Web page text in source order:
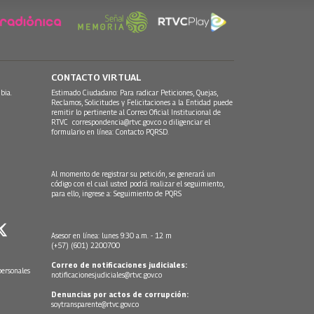
CONTACTO VIRTUAL
Estimado Ciudadano: Para radicar Peticiones, Quejas,
Reclamos, Solicitudes y Felicitaciones a la Entidad puede
remitir lo pertinente al Correo Oficial Institucional de
RTVC correspondencia@rtvc.gov.co o diligenciar el
formulario en línea: Contacto PQRSD.
Al momento de registrar su petición, se generará un
código con el cual usted podrá realizar el seguimiento,
para ello, ingrese a: Seguimiento de PQRS
Asesor en línea: lunes 9:30 a.m. - 12 m
(+57) (601) 2200700
Correo de notificaciones judiciales:
notificacionesjudiciales@rtvc.gov.co
Denuncias por actos de corrupción:
soytransparente@rtvc.gov.co